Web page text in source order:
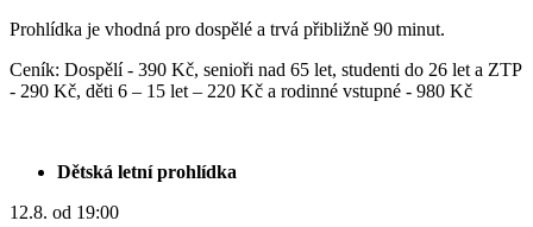
Prohlídka je vhodná pro dospělé a trvá přibližně 90 minut.
Ceník: Dospělí - 390 Kč, senioři nad 65 let, studenti do 26 let a ZTP
- 290 Kč, děti 6 – 15 let – 220 Kč a rodinné vstupné - 980 Kč
Dětská letní prohlídka
12.8. od 19:00